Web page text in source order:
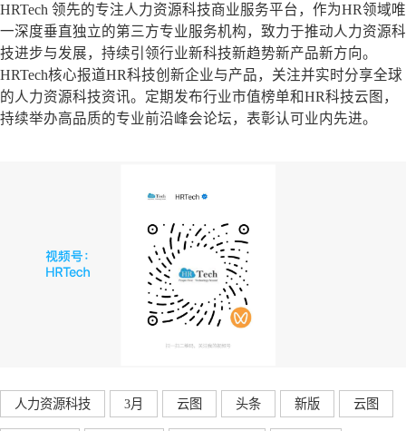
HRTech 领先的专注人力资源科技商业服务平台，作为HR领域唯
一深度垂直独立的第三方专业服务机构，致力于推动人力资源科
技进步与发展，持续引领行业新科技新趋势新产品新方向。
HRTech核心报道HR科技创新企业与产品，关注并实时分享全球
的人力资源科技资讯。定期发布行业市值榜单和HR科技云图，
持续举办高品质的专业前沿峰会论坛，表彰认可业内先进。
人力资源科技 3月 云图 头条 新版 云图